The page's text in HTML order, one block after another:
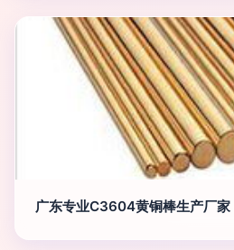
广东专业C3604黄铜棒生产厂